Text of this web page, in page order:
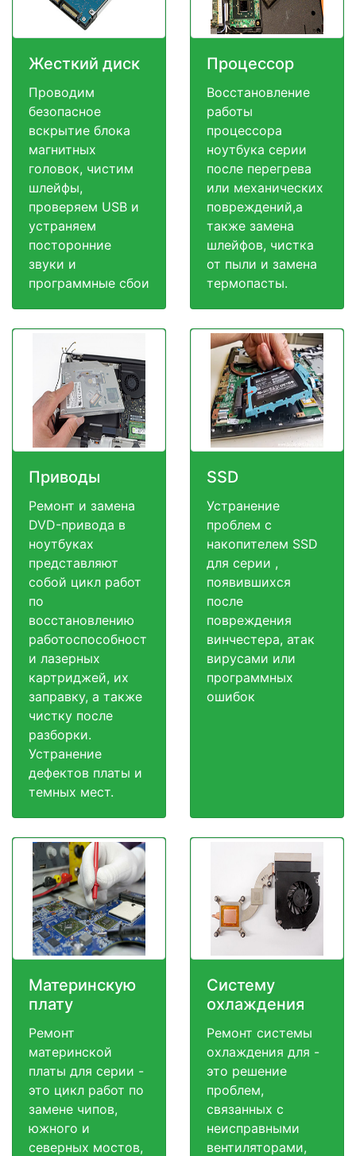
Жесткий диск
Проводим
безопасное
вскрытие блока
магнитных
головок, чистим
шлейфы,
проверяем USB и
устраняем
посторонние
звуки и
программные сбои
Процессор
Восстановление
работы
процессора
ноутбука серии
после перегрева
или механических
повреждений,а
также замена
шлейфов, чистка
от пыли и замена
термопасты.
Приводы
Ремонт и замена
DVD-привода в
ноутбуках
представляют
собой цикл работ
по
восстановлению
работоспособност
и лазерных
картриджей, их
заправку, а также
чистку после
разборки.
Устранение
дефектов платы и
темных мест.
SSD
Устранение
проблем с
накопителем SSD
для серии ,
появившихся
после
повреждения
винчестера, атак
вирусами или
программных
ошибок
Материнскую
плату
Ремонт
материнской
платы для серии -
это цикл работ по
замене чипов,
южного и
северных мостов,
Систему
охлаждения
Ремонт системы
охлаждения для -
это решение
проблем,
связанных с
неисправными
вентиляторами,